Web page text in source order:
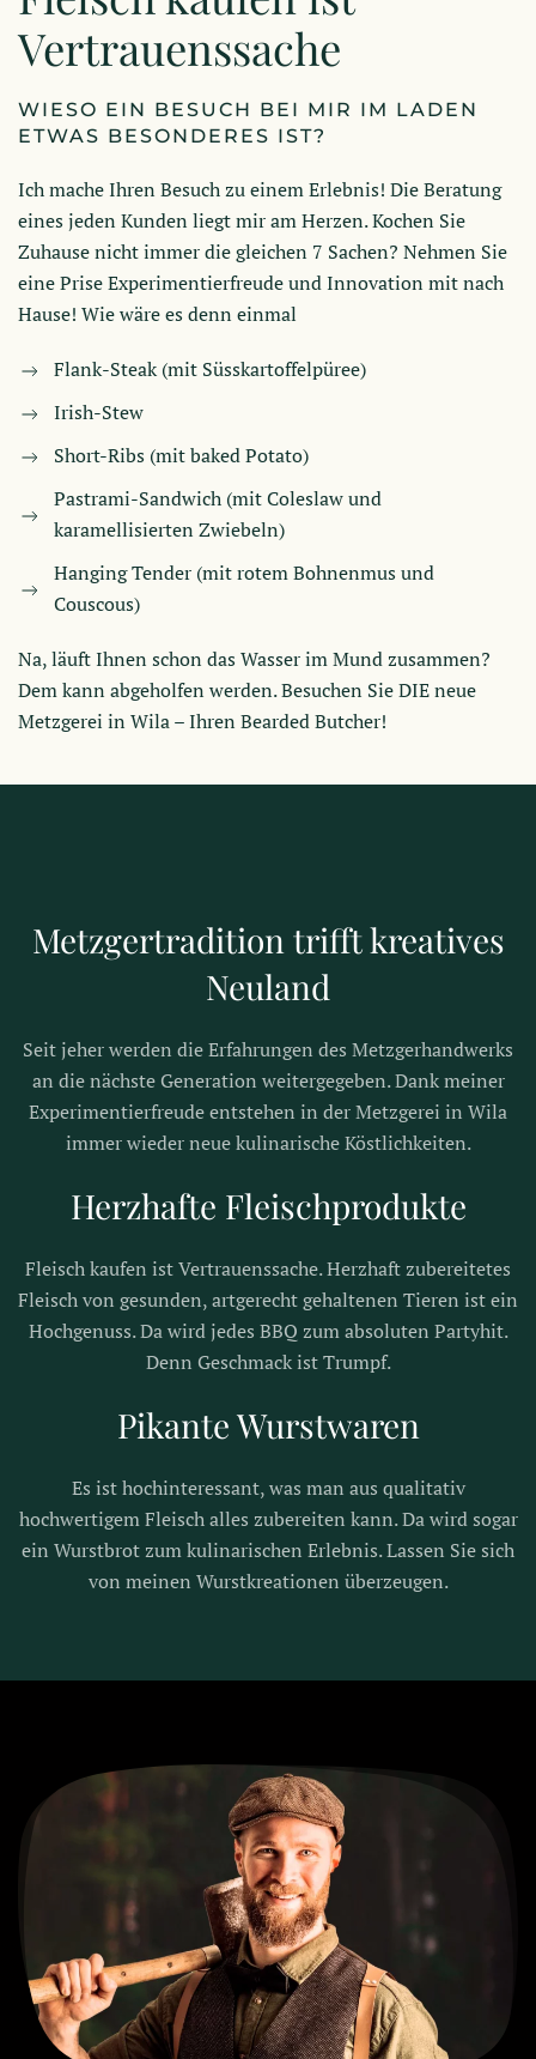
Vertrauenssache
WIESO EIN BESUCH BEI MIR IM LADEN
ETWAS BESONDERES IST?
Ich mache Ihren Besuch zu einem Erlebnis! Die Beratung
eines jeden Kunden liegt mir am Herzen. Kochen Sie
Zuhause nicht immer die gleichen 7 Sachen? Nehmen Sie
eine Prise Experimentierfreude und Innovation mit nach
Hause! Wie wäre es denn einmal
Flank-Steak (mit Süsskartoffelpüree)
Irish-Stew
Short-Ribs (mit baked Potato)
Pastrami-Sandwich (mit Coleslaw und
karamellisierten Zwiebeln)
Hanging Tender (mit rotem Bohnenmus und
Couscous)
Na, läuft Ihnen schon das Wasser im Mund zusammen?
Dem kann abgeholfen werden. Besuchen Sie DIE neue
Metzgerei in Wila – Ihren Bearded Butcher!
Metzgertradition trifft kreatives
Neuland
Seit jeher werden die Erfahrungen des Metzgerhandwerks
an die nächste Generation weitergegeben. Dank meiner
Experimentierfreude entstehen in der Metzgerei in Wila
immer wieder neue kulinarische Köstlichkeiten.
Herzhafte Fleischprodukte
Fleisch kaufen ist Vertrauenssache. Herzhaft zubereitetes
Fleisch von gesunden, artgerecht gehaltenen Tieren ist ein
Hochgenuss. Da wird jedes BBQ zum absoluten Partyhit.
Denn Geschmack ist Trumpf.
PikanteWurstwaren
Es ist hochinteressant, was man aus qualitativ
hochwertigem Fleisch alles zubereiten kann. Da wird sogar
ein Wurstbrot zum kulinarischen Erlebnis. Lassen Sie sich
von meinen Wurstkreationen überzeugen.